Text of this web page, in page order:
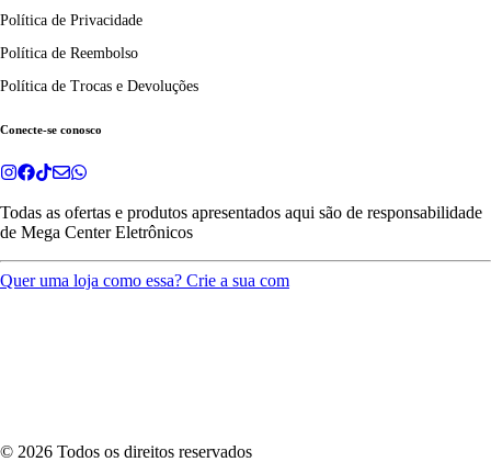
Política de Privacidade
Política de Reembolso
Política de Trocas e Devoluções
Conecte-se conosco
Todas as ofertas e produtos apresentados aqui são de responsabilidade
de Mega Center Eletrônicos
Quer uma loja como essa? Crie a sua com
© 2026 Todos os direitos reservados